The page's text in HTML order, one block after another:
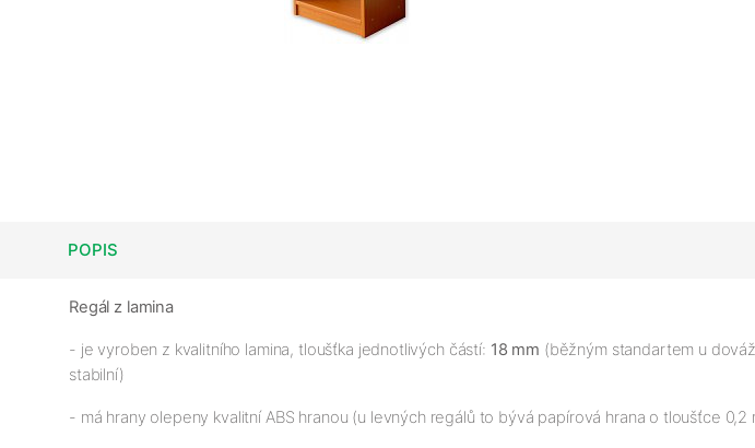
POPIS
Regál z lamina
- je vyroben z kvalitního lamina, tloušťka jednotlivých částí: 18 mm (běžným standartem u
stabilní)
- má hrany olepeny kvalitní ABS hranou (u levných regálů to bývá papírová hrana o tloušťce 0,2